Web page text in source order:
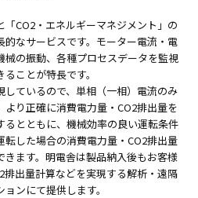
CO2・エネルギーマネジメント」の
なサービスです。モーター電流・電
の振動、各種プロセスデータを監視
ことが特長です。
しているので、単相（一相）電流のみ
り正確に消費電力量・CO2排出量を
るとともに、機械効率の良い運転条件
転した場合の消費電力量・CO2排出量
ます。明電舎は製品納入後もお客様
出量計算などを実現する解析・遠隔
ンにて提供します。